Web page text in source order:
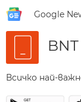
Google
Всичко най-